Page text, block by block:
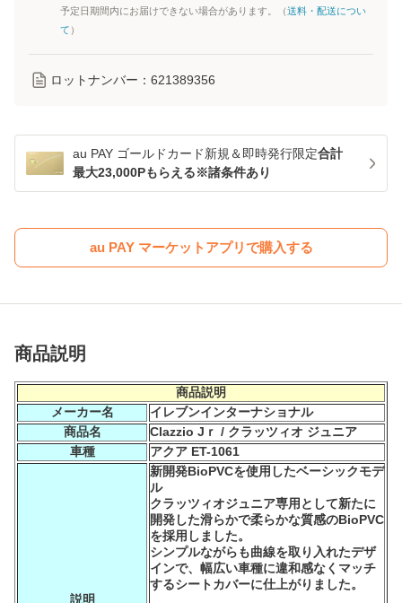
予定日期間内にお届けできない場合があります。（送料・配送につい
て ）
ロットナンバー： 621389356
au PAY ゴールドカード新規＆即時発行限定合計
最大23,000Pもらえる※諸条件あり
au PAY マーケットアプリで購入する
商品説明
商品説明
メーカー名
イレブンインターナショナル
商品名
Clazzio Jｒ / クラッツィオ ジュニア
車種
アクア ET-1061
説明
新開発BioPVCを使用したベーシックモデ
ル
クラッツィオジュニア専用として新たに
開発した滑らかで柔らかな質感のBioPVC
を採用しました。
シンプルながらも曲線を取り入れたデザ
インで、幅広い車種に違和感なくマッチ
するシートカバーに仕上がりました。